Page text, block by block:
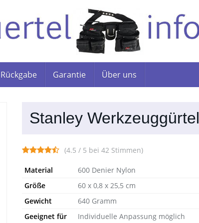
Rückgabe Garantie Über uns
Stanley Werkzeuggürtel
(4.5 / 5 bei 42 Stimmen)
Material
600 Denier Nylon
Größe
60 x 0,8 x 25,5 cm
Gewicht
640 Gramm
Geeignet für
Individuelle Anpassung möglich